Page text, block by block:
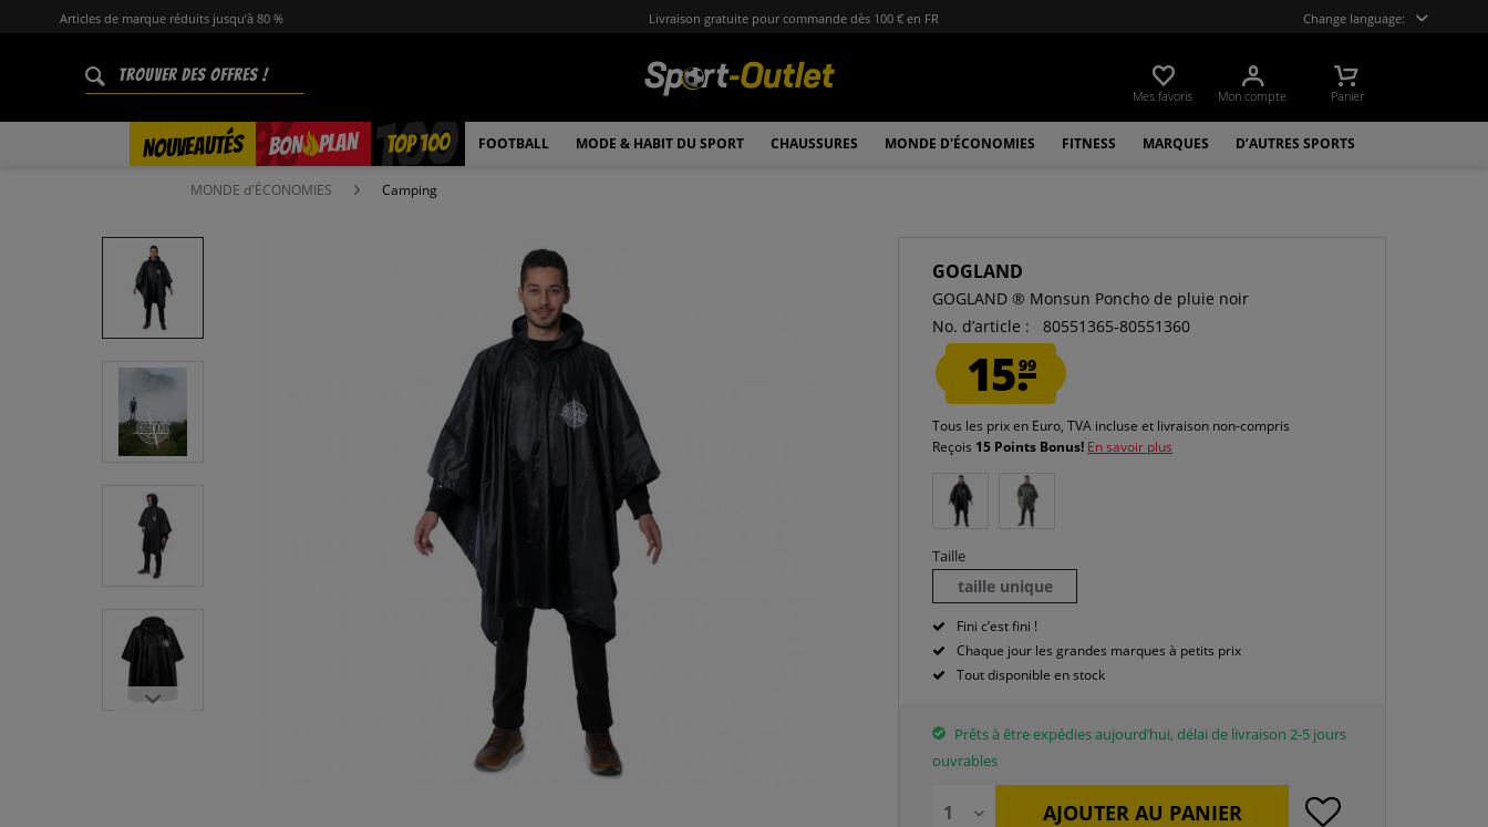
Articles de marque réduits jusqu’à 80 % Livraison gratuite pour commande dès 100 € en FR Change language:
Mes favoris Mon compte Panier
NOUVEAUTÉS BON PLAN
% TOP 100 FOOTBALL MODE & HABIT DU SPORT CHAUSSURES MONDE D'ÉCONOMIES FITNESS MARQUES D’AUTRES SPORTS
MONDE d'ÉCONOMIES Camping
GOGLAND
GOGLAND ® Monsun Poncho de pluie noir
No. d’article :
80551365-80551360
15.99
Tous les prix en Euro, TVA incluse et livraison non-compris
Reçois 15 Points Bonus! En savoir plus
Taille
taille unique
Fini c’est fini !
Chaque jour les grandes marques à petits prix
Tout disponible en stock
Prêts à être expédies aujourd’hui, délai de livraison 2-5 jours
ouvrables
AJOUTER AU PANIER